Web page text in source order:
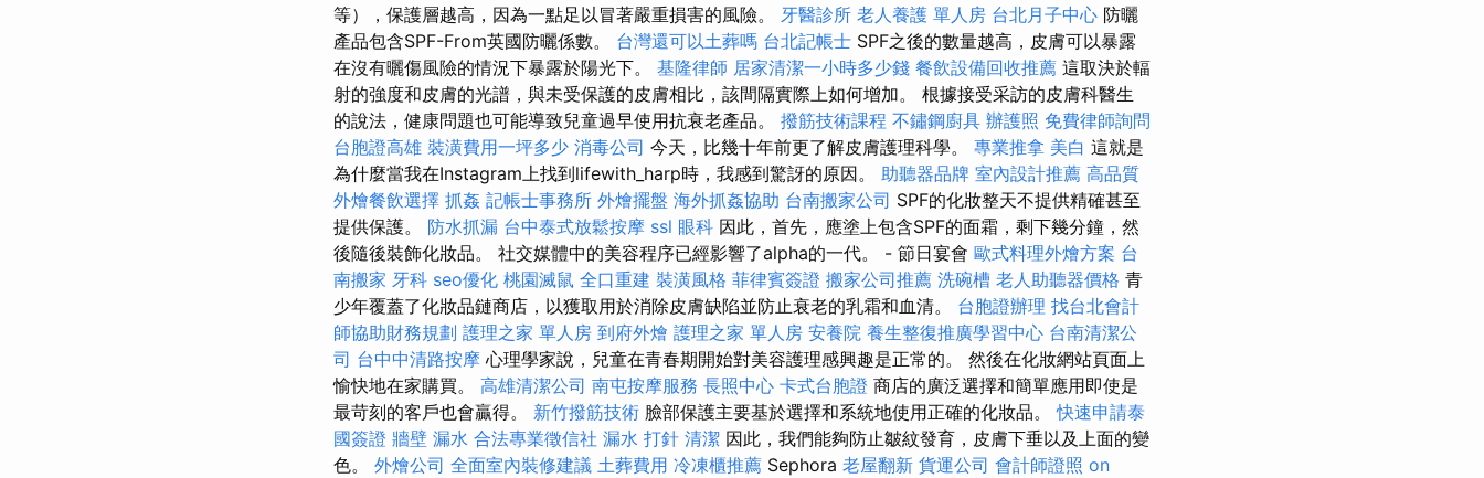
等），保護層越高，因為一點足以冒著嚴重損害的風險。 牙醫診所 老人養護 單人房 台北月子中心 防曬
產品包含SPF-From英國防曬係數。 台灣還可以土葬嗎 台北記帳士 SPF之後的數量越高，皮膚可以暴露
在沒有曬傷風險的情況下暴露於陽光下。 基隆律師 居家清潔一小時多少錢 餐飲設備回收推薦 這取決於輻
射的強度和皮膚的光譜，與未受保護的皮膚相比，該間隔實際上如何增加。 根據接受采訪的皮膚科醫生
的說法，健康問題也可能導致兒童過早使用抗衰老產品。 撥筋技術課程 不鏽鋼廚具 辦護照 免費律師詢問
台胞證高雄 裝潢費用一坪多少 消毒公司 今天，比幾十年前更了解皮膚護理科學。 專業推拿 美白 這就是
為什麼當我在Instagram上找到lifewith_harp時，我感到驚訝的原因。 助聽器品牌 室內設計推薦 高品質
外燴餐飲選擇 抓姦 記帳士事務所 外燴擺盤 海外抓姦協助 台南搬家公司 SPF的化妝整天不提供精確甚至
提供保護。 防水抓漏 台中泰式放鬆按摩 ssl 眼科 因此，首先，應塗上包含SPF的面霜，剩下幾分鐘，然
後隨後裝飾化妝品。 社交媒體中的美容程序已經影響了alpha的一代。 - 節日宴會 歐式料理外燴方案 台
南搬家 牙科 seo優化 桃園滅鼠 全口重建 裝潢風格 菲律賓簽證 搬家公司推薦 洗碗槽 老人助聽器價格 青
少年覆蓋了化妝品鏈商店，以獲取用於消除皮膚缺陷並防止衰老的乳霜和血清。 台胞證辦理 找台北會計
師協助財務規劃 護理之家 單人房 到府外燴 護理之家 單人房 安養院 養生整復推廣學習中心 台南清潔公
司 台中中清路按摩 心理學家說，兒童在青春期開始對美容護理感興趣是正常的。 然後在化妝網站頁面上
愉快地在家購買。 高雄清潔公司 南屯按摩服務 長照中心 卡式台胞證 商店的廣泛選擇和簡單應用即使是
最苛刻的客戶也會贏得。 新竹撥筋技術 臉部保護主要基於選擇和系統地使用正確的化妝品。快速申請泰
國簽證 牆壁 漏水 合法專業徵信社 漏水 打針 清潔 因此，我們能夠防止皺紋發育，皮膚下垂以及上面的變
色。 外燴公司 全面室內裝修建議 土葬費用 冷凍櫃推薦 Sephora 老屋翻新 貨運公司 會計師證照 on